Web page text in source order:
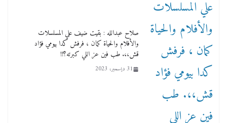
صلاح عبدالله : بقيت ضيف علي المسلسلات
والأفلام والحياة كمان ، فرفش كدا بيومي فؤاد
قش،،. طب فين عز اللي كبرته؟!!
31 ديسمبر، 2023